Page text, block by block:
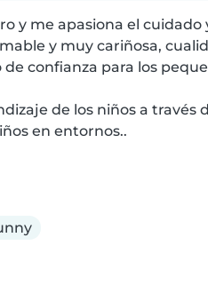
y me apasiona el
y muy cariñosa,
confianza para los
de los niños a través
en entornos..